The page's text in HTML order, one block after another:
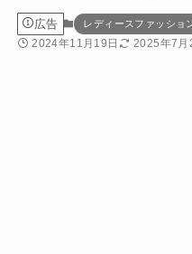
広告 レディースファッショ
2024年11月19日 2025年7月